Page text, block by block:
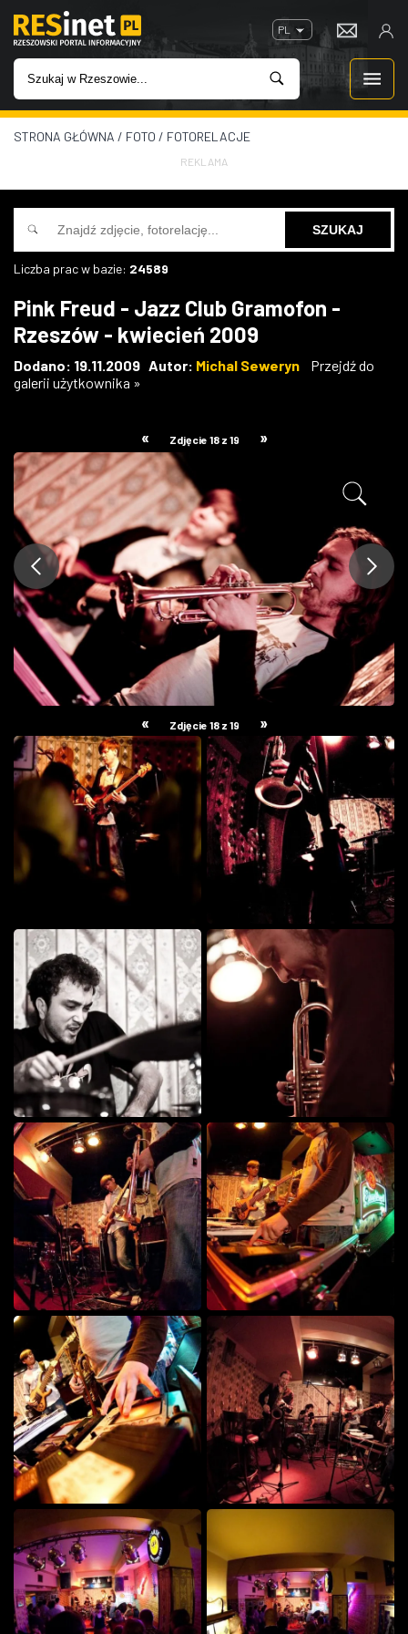
PL
WIADOMOŚCI
INWESTYCJE
IMPREZY
W KINACH
GASTRONOMIA
W RZESZOWIE
STRONA GŁÓWNA / FOTO / FOTORELACJE
REKLAMA
Liczba prac w bazie: 24589
Pink Freud - Jazz Club Gramofon -
Rzeszów - kwiecień 2009
Dodano: 19.11.2009 Autor: Michal Seweryn
Przejdź do
galerii użytkownika »
« Zdjęcie 18 z 19 »
« Zdjęcie 18 z 19 »